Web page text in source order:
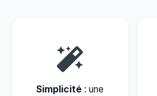
Simplicité: une